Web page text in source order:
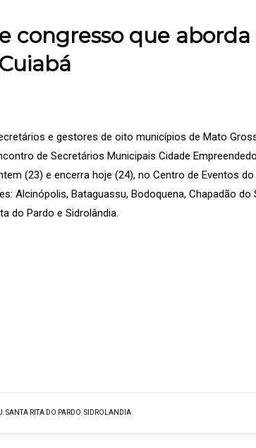
congresso que aborda
e gestores de oito municípios de Mato
de Secretários Municipais Cidade
(23) e encerra hoje (24), no Centro de Eventos
Alcinópolis, Bataguassu, Bodoquena, Chapadão do
do Pardo e Sidrolândia.
SANTA RITA DO PARDO SIDROLANDIA